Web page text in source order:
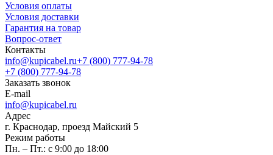
Условия оплаты
Условия доставки
Гарантия на товар
Вопрос-ответ
Контакты
info@kupicabel.ru+7 (800) 777-94-78
+7 (800) 777-94-78
Заказать звонок
E-mail
info@kupicabel.ru
Адрес
г. Краснодар, проезд Майский 5
Режим работы
Пн. – Пт.: с 9:00 до 18:00